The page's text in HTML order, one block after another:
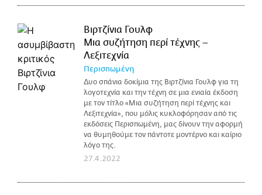
Βιρτζίνια Γουλφ
Μια συζήτηση περί τέχνης –
Λεξιτεχνία
Περισπωμένη
Δυο σπάνια δοκίμια της Βιρτζίνια Γουλφ για τη
λογοτεχνία και την τέχνη σε μια ενιαία έκδοση
με τον τίτλο «Μια συζήτηση περί τέχνης και
Λεξιτεχνία», που μόλις κυκλοφόρησαν από τις
εκδόσεις Περισπωμένη, μας δίνουν την αφορμή
να θυμηθούμε τον πάντοτε μοντέρνο και καίριο
λόγο της.
27.4.2022